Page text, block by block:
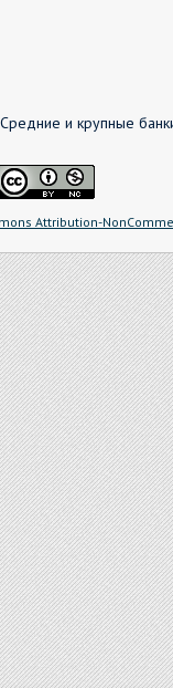
Средние и крупные
Attribution-